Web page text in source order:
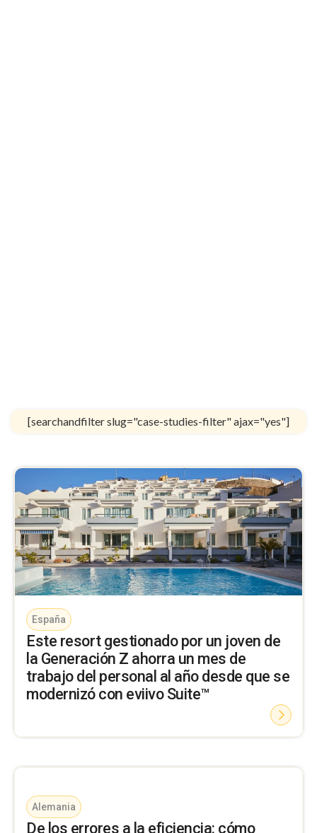
[searchandfilter slug="case-studies-filter" ajax="yes"]
España
Este resort gestionado por un joven de
la Generación Z ahorra un mes de
trabajo del personal al año desde que se
modernizó con eviivo Suite™
Alemania
De los errores a la eficiencia: cómo